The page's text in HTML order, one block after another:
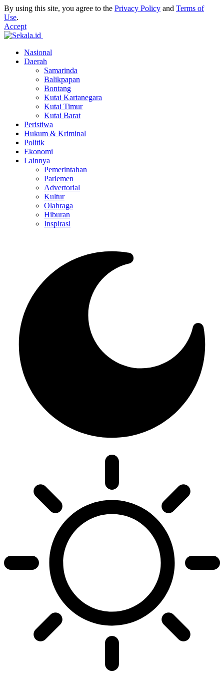
By using this site, you agree to the Privacy Policy and Terms of
Use.
Accept
Nasional
Daerah
Samarinda
Balikpapan
Bontang
Kutai Kartanegara
Kutai Timur
Kutai Barat
Peristiwa
Hukum & Kriminal
Politik
Ekonomi
Lainnya
Pemerintahan
Parlemen
Advertorial
Kultur
Olahraga
Hiburan
Inspirasi